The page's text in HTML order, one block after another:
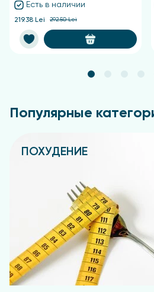
Есть в наличии
219.38 Lei 292.50 Lei
Популярные
ПОХУДЕНИЕ